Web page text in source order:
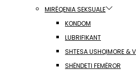
MIRËQENIA SEKSUALE
KONDOM
LUBRIFIKANT
SHTESA USHQIMORE &
SHËNDETI FEMËROR